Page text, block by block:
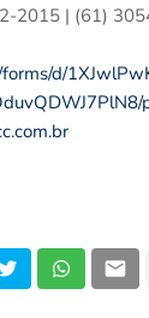
2015 | (61)
d/